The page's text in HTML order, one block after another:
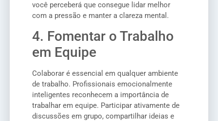
você perceberá que consegue lidar melhor
com a pressão e manter a clareza mental.
4. Fomentar o Trabalho
em Equipe
Colaborar é essencial em qualquer ambiente
de trabalho. Profissionais emocionalmente
inteligentes reconhecem a importância de
trabalhar em equipe. Participar ativamente de
discussões em grupo, compartilhar ideias e